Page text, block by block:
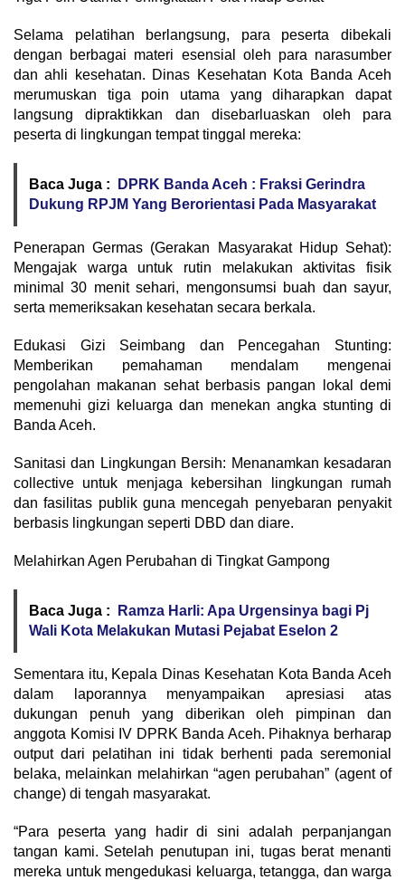
Selama pelatihan berlangsung, para peserta dibekali
dengan berbagai materi esensial oleh para narasumber
dan ahli kesehatan. Dinas Kesehatan Kota Banda Aceh
merumuskan tiga poin utama yang diharapkan dapat
langsung dipraktikkan dan disebarluaskan oleh para
peserta di lingkungan tempat tinggal mereka:
Baca Juga :
DPRK Banda Aceh : Fraksi Gerindra
Dukung RPJM Yang Berorientasi Pada Masyarakat
Penerapan Germas (Gerakan Masyarakat Hidup Sehat):
Mengajak warga untuk rutin melakukan aktivitas fisik
minimal 30 menit sehari, mengonsumsi buah dan sayur,
serta memeriksakan kesehatan secara berkala.
Edukasi Gizi Seimbang dan Pencegahan Stunting:
Memberikan pemahaman mendalam mengenai
pengolahan makanan sehat berbasis pangan lokal demi
memenuhi gizi keluarga dan menekan angka stunting di
Banda Aceh.
Sanitasi dan Lingkungan Bersih: Menanamkan kesadaran
collective untuk menjaga kebersihan lingkungan rumah
dan fasilitas publik guna mencegah penyebaran penyakit
berbasis lingkungan seperti DBD dan diare.
Melahirkan Agen Perubahan di Tingkat Gampong
Baca Juga :
Ramza Harli: Apa Urgensinya bagi Pj
Wali Kota Melakukan Mutasi Pejabat Eselon 2
Sementara itu, Kepala Dinas Kesehatan Kota Banda Aceh
dalam laporannya menyampaikan apresiasi atas
dukungan penuh yang diberikan oleh pimpinan dan
anggota Komisi IV DPRK Banda Aceh. Pihaknya berharap
output dari pelatihan ini tidak berhenti pada seremonial
belaka, melainkan melahirkan “agen perubahan” (agent of
change) di tengah masyarakat.
“Para peserta yang hadir di sini adalah perpanjangan
tangan kami. Setelah penutupan ini, tugas berat menanti
mereka untuk mengedukasi keluarga, tetangga, dan warga